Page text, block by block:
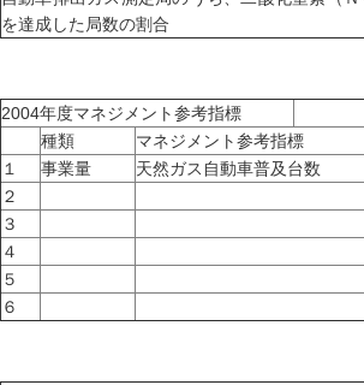
を達成した局数の割合
2004年度マネジメント参考指標
種類
マネジメント参考指標
１
事業量 天然ガス自動車普及台数
２
３
４
５
６